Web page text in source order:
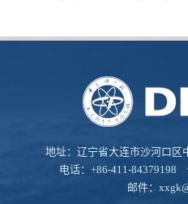
地址：辽宁省大连市沙河口
电话：+86-411-84379198
邮件：